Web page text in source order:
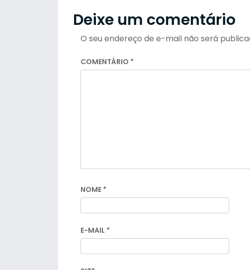
Deixe um comentário
O seu endereço de e-mail não será
COMENTÁRIO *
NOME *
E-MAIL *